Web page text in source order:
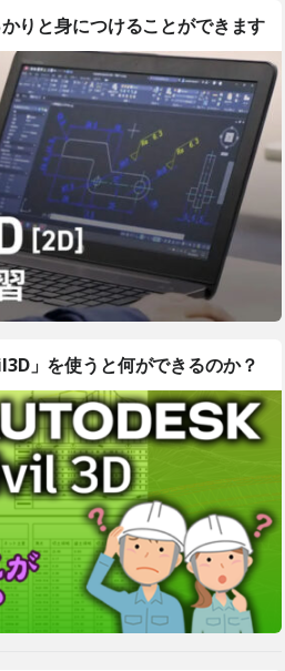
りと身につけることができます
」を使うと何ができるのか？